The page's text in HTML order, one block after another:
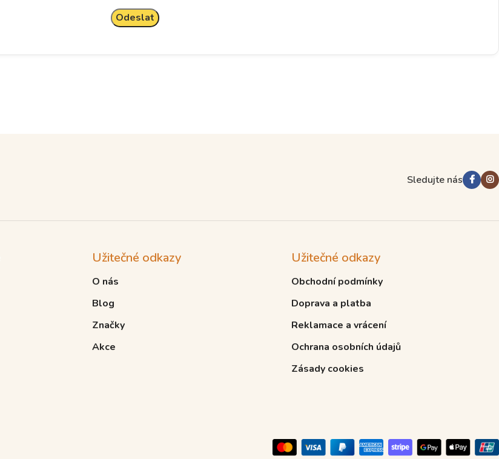
Sledujte nás
Užitečné odkazy
O nás
Blog
Značky
Akce
Užitečné odkazy
Obchodní podmínky
Doprava a platba
Reklamace a vrácení
Ochrana osobních údajů
Zásady cookies